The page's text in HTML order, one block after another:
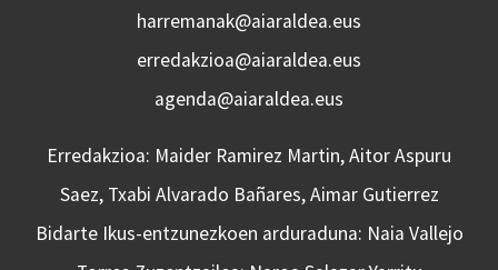
harremanak@aiaraldea.eus
erredakzioa@aiaraldea.eus
agenda@aiaraldea.eus
Erredakzioa: Maider Ramirez Martin, Aitor Aspuru
Saez, Txabi Alvarado Bañares, Aimar Gutierrez
Bidarte Ikus-entzunezkoen arduraduna: Naia Vallejo